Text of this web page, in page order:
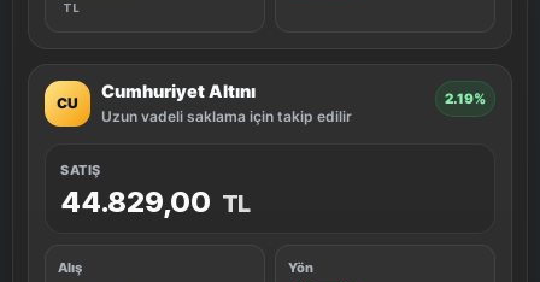
TL
CU
Cumhuriyet Altını
Uzun vadeli saklama için takip edilir
2.19%
SATIŞ
44.829,00 TL
Alış
Yön